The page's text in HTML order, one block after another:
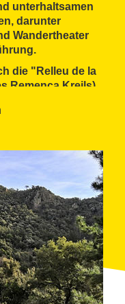
unterhaltsamen
darunter
Wandertheater
die "Relleu de la
Remença Kreils)
Tals